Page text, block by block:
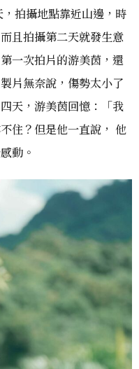
拍攝地點靠近山邊，時
且拍攝第二天就發生意
一次拍片的游美茵，還
片無奈說，傷勢太小了
天，游美茵回憶：「我
住？但是他一直說， 他
動。